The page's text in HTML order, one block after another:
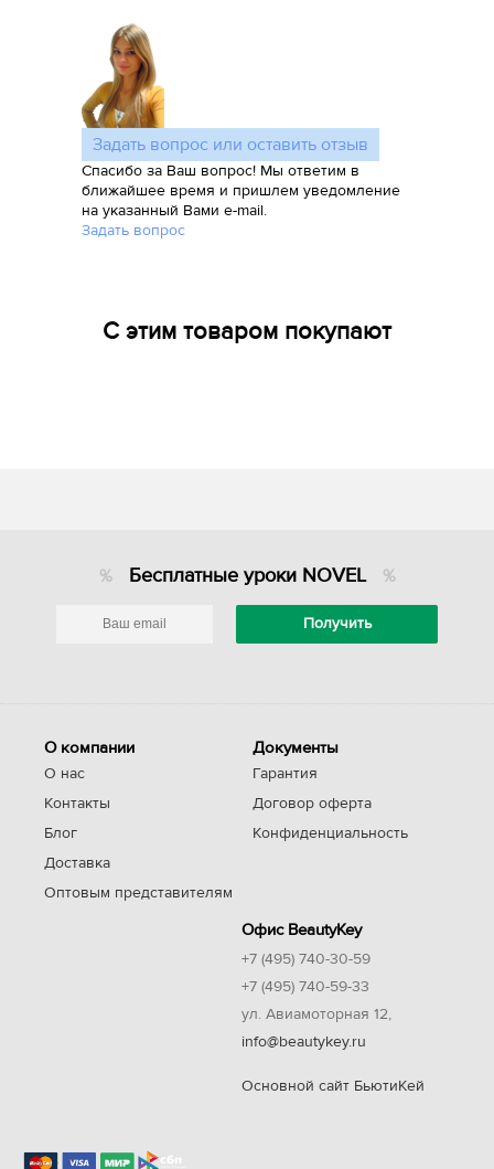
Задать вопрос или оставить отзыв
Спасибо за Ваш вопрос! Мы ответим в
ближайшее время и пришлем уведомление
на указанный Вами e-mail.
Задать вопрос
С этим товаром покупают
Бесплатные уроки NOVEL
О компании
О нас
Контакты
Блог
Доставка
Оптовым представителям
Документы
Гарантия
Договор оферта
Конфиденциальность
Офис BeautyKey
+7 (495) 740-30-59
+7 (495) 740-59-33
ул. Авиамоторная 12,
info@beautykey.ru
Основной сайт БьютиКей